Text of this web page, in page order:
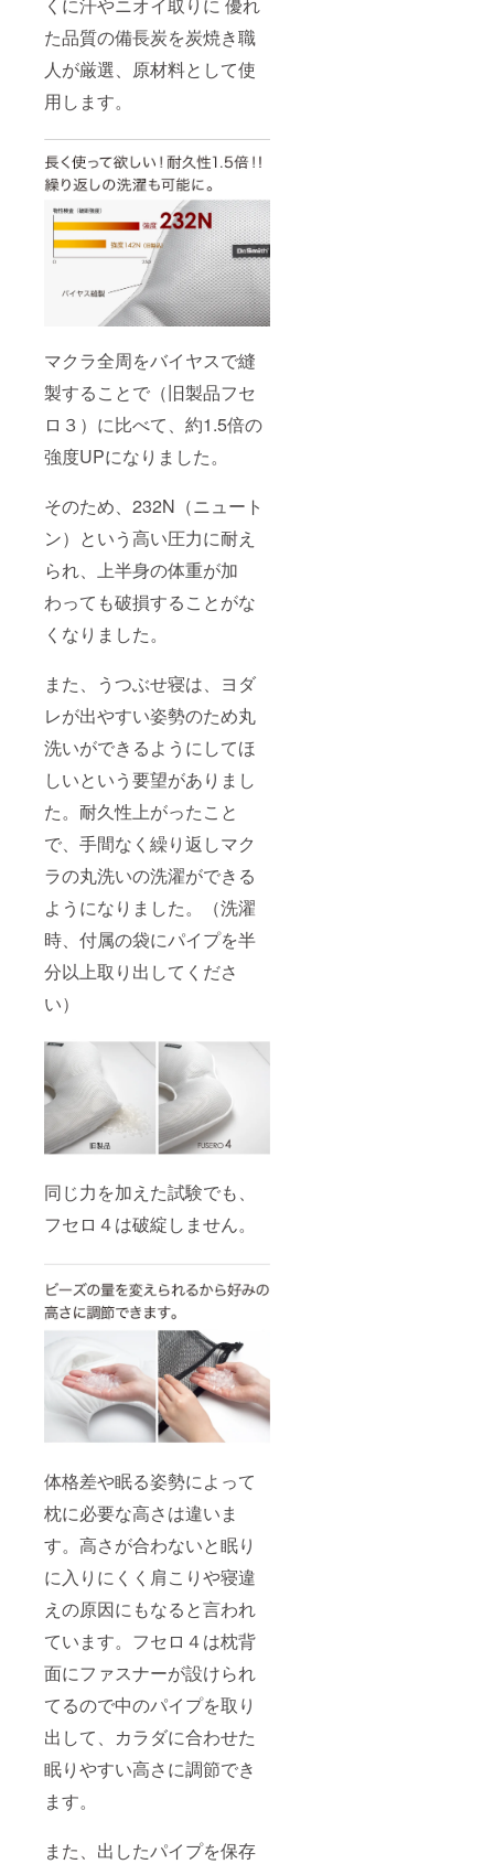
た品質の備長炭を炭焼き職
人が厳選、原材料として使
用します。
マクラ全周をバイヤスで縫
製することで（旧製品フセ
ロ３）に比べて、約1.5倍の
強度UPになりました。
そのため、232N（ニュート
ン）という高い圧力に耐え
られ、上半身の体重が加
わっても破損することがな
くなりました。
また、うつぶせ寝は、ヨダ
レが出やすい姿勢のため丸
洗いができるようにしてほ
しいという要望がありまし
た。耐久性上がったこと
で、手間なく繰り返しマク
ラの丸洗いの洗濯ができる
ようになりました。（洗濯
時、付属の袋にパイプを半
分以上取り出してくださ
い）
同じ力を加えた試験でも、
フセロ４は破綻しません。
体格差や眠る姿勢によって
枕に必要な高さは違いま
す。高さが合わないと眠り
に入りにくく肩こりや寝違
えの原因にもなると言われ
ています。フセロ４は枕背
面にファスナーが設けられ
てるので中のパイプを取り
出して、カラダに合わせた
眠りやすい高さに調節でき
ます。
また、出したパイプを保存